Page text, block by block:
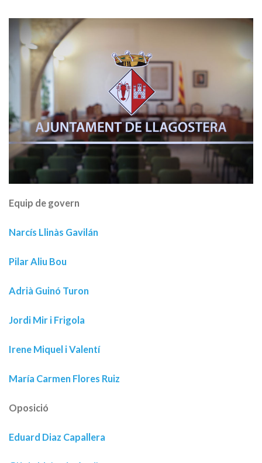
Equip de govern
Narcís Llinàs Gavilán
Pilar Aliu Bou
Adrià Guinó Turon
Jordi Mir i Frigola
Irene Miquel i Valentí
María Carmen Flores Ruiz
Oposició
Eduard Diaz Capallera